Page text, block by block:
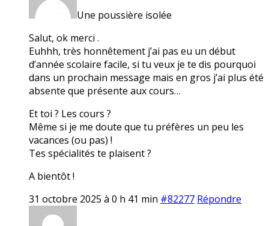
Une poussière isolée
Salut, ok merci .
Euhhh, très honnêtement j’ai pas eu un début
d’année scolaire facile, si tu veux je te dis pourquoi
dans un prochain message mais en gros j’ai plus été
absente que présente aux cours…
Et toi ? Les cours ?
Même si je me doute que tu préfères un peu les
vacances (ou pas) !
Tes spécialités te plaisent ?
A bientôt !
31 octobre 2025 à 0 h 41 min #82277 Répondre